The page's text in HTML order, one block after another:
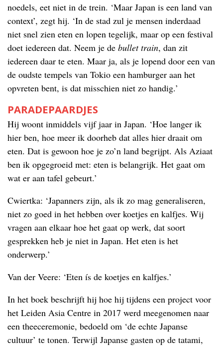
noedels, eet niet in de trein. ‘Maar Japan is een land van
context’, zegt hij. ‘In de stad zul je mensen inderdaad
niet snel zien eten en lopen tegelijk, maar op een festival
doet iedereen dat. Neem je de bullet train, dan zit
iedereen daar te eten. Maar ja, als je lopend door een van
de oudste tempels van Tokio een hamburger aan het
opvreten bent, is dat misschien niet zo handig.’
PARADEPAARDJES
Hij woont inmiddels vijf jaar in Japan. ‘Hoe langer ik
hier ben, hoe meer ik doorheb dat alles hier draait om
eten. Dat is gewoon hoe je zo’n land begrijpt. Als Aziaat
ben ik opgegroeid met: eten is belangrijk. Het gaat om
wat er aan tafel gebeurt.’
Cwiertka: ‘Japanners zijn, als ik zo mag generaliseren,
niet zo goed in het hebben over koetjes en kalfjes. Wij
vragen aan elkaar hoe het gaat op werk, dat soort
gesprekken heb je niet in Japan. Het eten is het
onderwerp.’
Van der Veere: ‘Eten ís de koetjes en kalfjes.’
In het boek beschrijft hij hoe hij tijdens een project voor
het Leiden Asia Centre in 2017 werd meegenomen naar
een theeceremonie, bedoeld om ‘de echte Japanse
cultuur’ te tonen. Terwijl Japanse gasten op de tatami,